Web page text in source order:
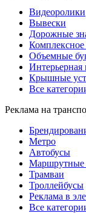
Видеоролики
Вывески
Дорожные
Объемные
Интерьерная
Крышные
Все
Реклама на
Метро
Автобусы
Маршрутные
Трамваи
Троллейбусы
Реклама в
Все